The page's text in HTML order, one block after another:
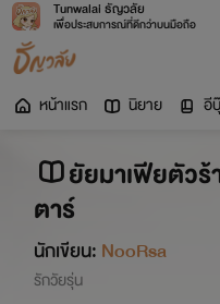
Tunwalai ธัญวลัย
เพื่อประสบการณ์ที่ดีกว่าบนมือถือ
หน้าแรก นิยาย อี
ยัยมาเฟียตัว
ตาร์
นักเขียน: NooRsa
รักวัยรุ่น